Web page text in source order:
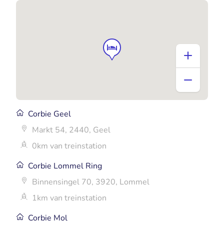
Corbie Geel
Markt 54, 2440, Geel
0km van treinstation
Corbie Lommel Ring
Binnensingel 70, 3920, Lommel
1km van treinstation
Corbie Mol